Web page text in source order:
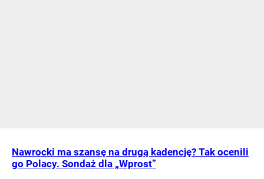
Nawrocki ma szansę na drugą kadencję? Tak ocenili
go Polacy. Sondaż dla „Wprost”